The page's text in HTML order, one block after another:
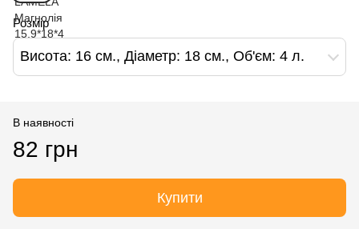
Розмір
Висота: 16 см., Діаметр: 18 см., Об'єм: 4 л.
В наявності
82 грн
Купити